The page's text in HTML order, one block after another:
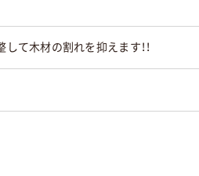
て木材の割れを抑えます！！